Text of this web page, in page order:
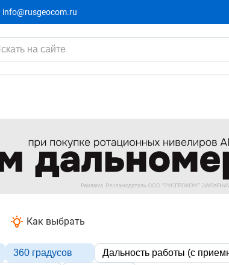
info@rusgeocom.ru
Как выбрать
360 градусов Дальность работы (с